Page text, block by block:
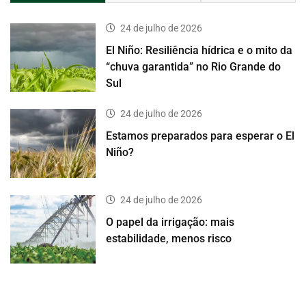
24 de julho de 2026
El Niño: Resiliência hídrica e o mito da
“chuva garantida” no Rio Grande do
Sul
24 de julho de 2026
Estamos preparados para esperar o El
Niño?
24 de julho de 2026
O papel da irrigação: mais
estabilidade, menos risco